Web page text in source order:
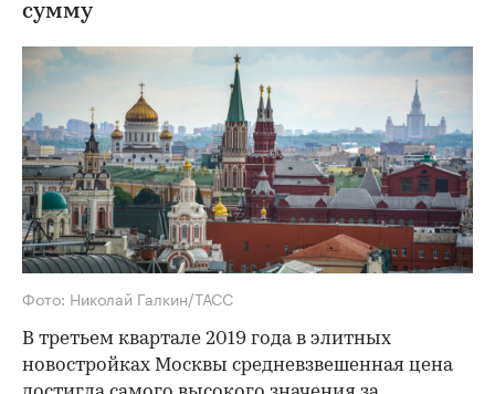
сумму
Фото: Николай Галкин/ТАСС
В третьем квартале 2019 года в элитных
новостройках Москвы средневзвешенная цена